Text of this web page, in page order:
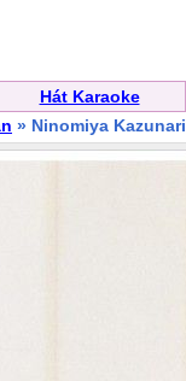
Hát Karaoke
» Ninomiya Kazunari